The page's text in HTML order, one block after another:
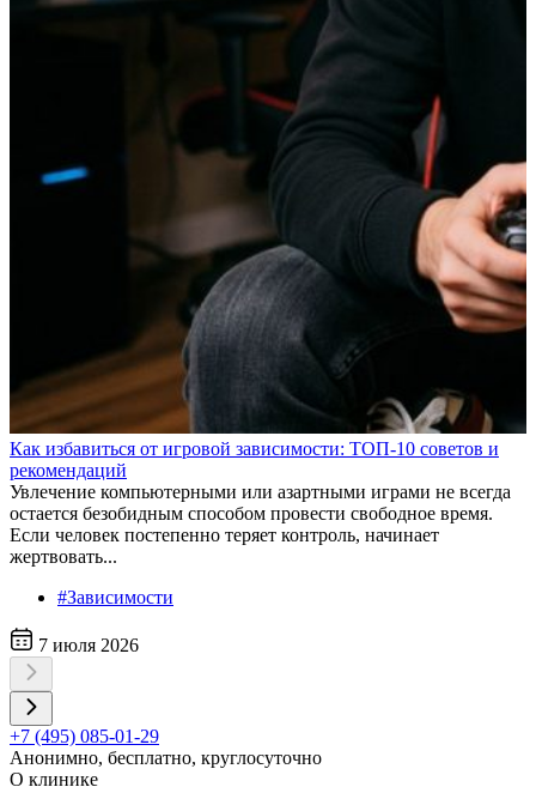
Как избавиться от игровой зависимости: ТОП-10 советов и
рекомендаций
Увлечение компьютерными или азартными играми не всегда
остается безобидным способом провести свободное время.
Если человек постепенно теряет контроль, начинает
жертвовать...
#Зависимости
7 июля 2026
+7 (495) 085-01-29
Анонимно, бесплатно, круглосуточно
О клинике